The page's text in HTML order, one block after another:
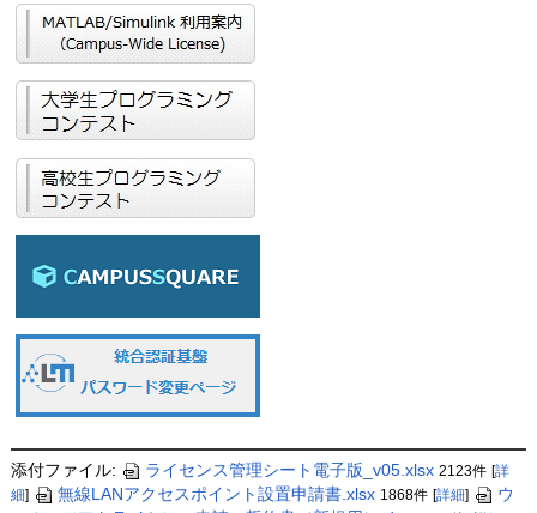
添付ファイル: ライセンス管理シート電子版_v05.xlsx 2123件 [詳
細
無線LANアクセスポイント設置申請書.xlsx 1868件 詳細
ウ